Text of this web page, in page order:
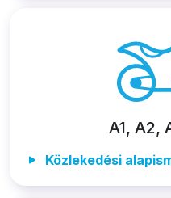
A1, A2,
Közlekedési